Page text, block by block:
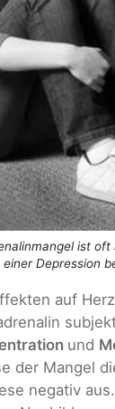
ist
einer Depression
auf
und
der Mangel
negativ